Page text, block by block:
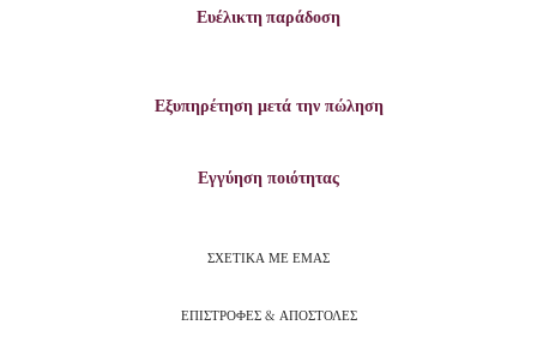
Ευέλικτη παράδοση
Εξυπηρέτηση μετά την πώληση
Εγγύηση ποιότητας
ΣΧΕΤΙΚΑ ΜΕ ΕΜΑΣ
ΕΠΙΣΤΡΟΦΕΣ & ΑΠΟΣΤΟΛΕΣ